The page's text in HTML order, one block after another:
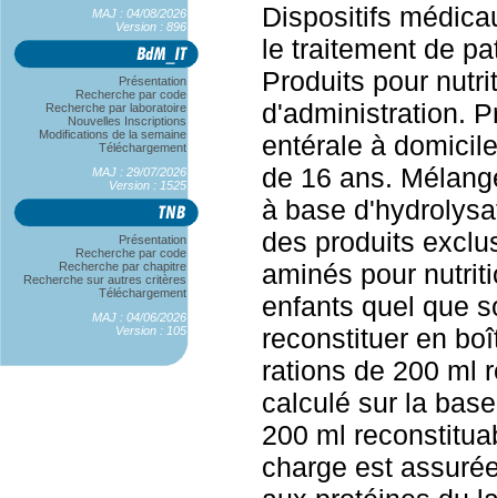
MAJ : 04/08/2026
Version : 896
Présentation
Recherche par code
Recherche par laboratoire
Nouvelles Inscriptions
Modifications de la semaine
Téléchargement
MAJ : 29/07/2026
Version : 1525
Présentation
Recherche par code
Recherche par chapitre
Recherche sur autres critères
Téléchargement
MAJ : 04/06/2026
Version : 105
Dispositifs
le traitement de
Produits pour
d'administration.
entérale à
de 16 ans.
à base
des produits
aminés pour
enfants quel que
reconstituer en
rations de 200 ml
calculé sur la
200 ml
charge est